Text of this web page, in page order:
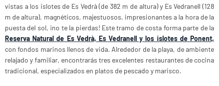
vistas a los islotes de Es Vedrà (de 382 m de altura) y Es Vedranell (128
m de altura), magnéticos, majestuosos, impresionantes a la hora de la
puesta del sol, ¡no te la pierdas! Este tramo de costa forma parte de la
Reserva Natural de Es Vedrà, Es Vedranell y los islotes de Ponent,
con fondos marinos llenos de vida. Alrededor de la playa, de ambiente
relajado y familiar, encontrarás tres excelentes restaurantes de cocina
tradicional, especializados en platos de pescado y marisco.